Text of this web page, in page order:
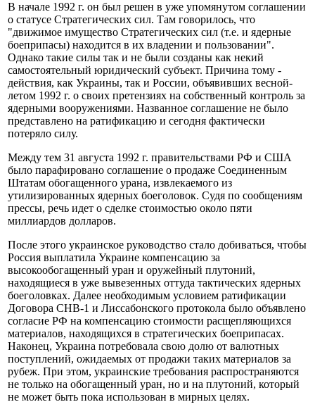
В начале 1992 г. он был решен в уже упомянутом соглашении
о статусе Стратегических сил. Там говорилось, что
"движимое имущество Стратегических сил (т.е. и ядерные
боеприпасы) находится в их владении и пользовании".
Однако такие силы так и не были созданы как некий
самостоятельный юридический субъект. Причина тому -
действия, как Украины, так и России, объявивших весной-
летом 1992 г. о своих претензиях на собственный контроль за
ядерными вооружениями. Названное соглашение не было
представлено на ратификацию и сегодня фактически
потеряло силу.
Между тем 31 августа 1992 г. правительствами РФ и США
было парафировано соглашение о продаже Соединенным
Штатам обогащенного урана, извлекаемого из
утилизированных ядерных боеголовок. Судя по сообщениям
прессы, речь идет о сделке стоимостью около пяти
миллиардов долларов.
После этого украинское руководство стало добиваться, чтобы
Россия выплатила Украине компенсацию за
высокообогащенный уран и оружейный плутоний,
находящиеся в уже вывезенных оттуда тактических ядерных
боеголовках. Далее необходимым условием ратификации
Договора СНВ-1 и Лиссабонского протокола было объявлено
согласие РФ на компенсацию стоимости расщепляющихся
материалов, находящихся в стратегических боеприпасах.
Наконец, Украина потребовала свою долю от валютных
поступлений, ожидаемых от продажи таких материалов за
рубеж. При этом, украинские требования распространяются
не только на обогащенный уран, но и на плутоний, который
не может быть пока использован в мирных целях.